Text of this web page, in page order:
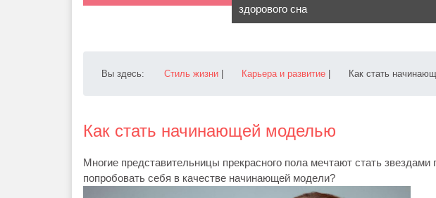
здорового сна
Вы здесь: Стиль жизни Карьера и развитие Как стать
Как стать начинающей моделью
Многие представительницы прекрасного пола мечтают стать
попробовать себя в качестве начинающей модели?